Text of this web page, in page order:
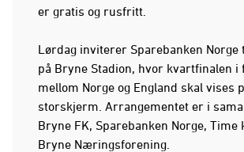
er gratis og rusfritt.
Lørdag inviterer Sparebanken Norge
på Bryne Stadion, hvor kvartfinalen i
mellom Norge og England skal vises
storskjerm. Arrangementet er i
Bryne FK, Sparebanken Norge, Time
Bryne Næringsforening.